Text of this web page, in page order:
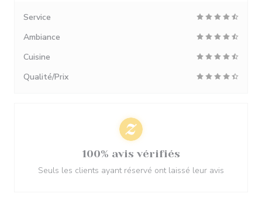
Service
Ambiance
Cuisine
Qualité/Prix
100% avis vérifiés
Seuls les clients ayant réservé ont laissé leur avis